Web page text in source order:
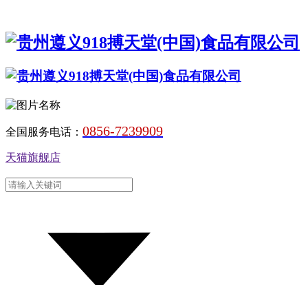
全国服务电话： 0856-7239909
天猫旗舰店